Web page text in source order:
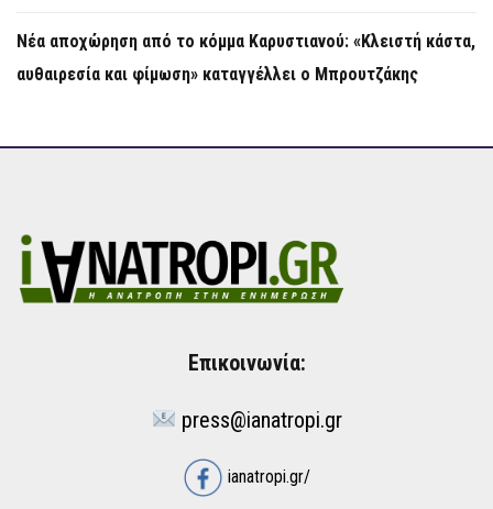
Νέα αποχώρηση από το κόμμα Καρυστιανού: «Κλειστή κάστα,
αυθαιρεσία και φίμωση» καταγγέλλει ο Μπρουτζάκης
Επικοινωνία:
press@ianatropi.gr
ianatropi.gr/